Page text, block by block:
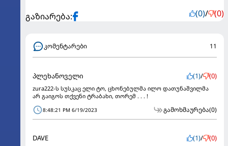
გაზიარება: (0)/ (0)
კომენტარები 11
პლეხანოველი (1)/ (0)
zura222-ს სუსკაც ელი ტო, ცხონებულმა ილო დათუნაშვილმა
არ გაიგოს თქვენი ტრაბახი, თორემ . . . !
8:48:21 PM 6/19/2023 გამოხმაურება(0)
DAVE (1)/ (0)